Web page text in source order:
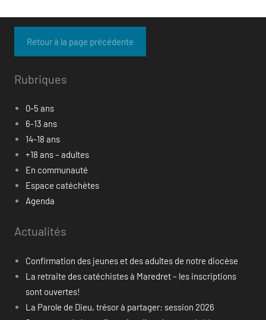
Rubriques
0-5 ans
6-13 ans
14-18 ans
+18 ans – adultes
En communauté
Espace catéchètes
Agenda
Actualités
Confirmation des jeunes et des adultes de notre diocèse
La retraite des catéchistes à Maredret – les inscriptions
sont ouvertes!
La Parole de Dieu, trésor à partager: session 2026